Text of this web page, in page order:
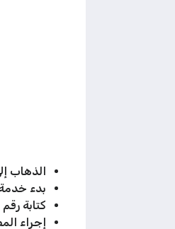
الذهاب
بدء
كتابة
إجراء